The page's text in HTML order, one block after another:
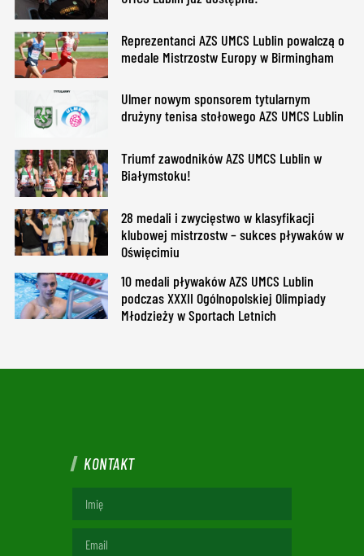
Reprezentanci AZS UMCS Lublin powalczą o
medale Mistrzostw Europy w Birmingham
Ulmer nowym sponsorem tytularnym
drużyny tenisa stołowego AZS UMCS Lublin
Triumf zawodników AZS UMCS Lublin w
Białymstoku!
28 medali i zwycięstwo w klasyfikacji
klubowej mistrzostw – sukces pływaków w
Oświęcimiu
10 medali pływaków AZS UMCS Lublin
podczas XXXII Ogólnopolskiej Olimpiady
Młodzieży w Sportach Letnich
KONTAKT